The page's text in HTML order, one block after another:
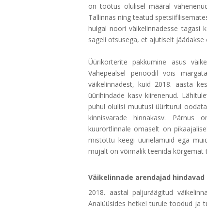
on töötus olulisel määral
Tallinnas ning teatud
hulgal noori väikelinnadesse tagasi
sageli otsusega, et ajutiselt jäädakse
Üürikorterite pakkumine asus
Vahepealsel perioodil võis
väikelinnadest, kuid 2018. aasta
üürihindade kasv kiirenenud.
puhul olulisi muutusi üüriturul
kinnisvarade hinnakasv. Pärnus
kuurortlinnale omaselt on
mistõttu keegi üürielamuid ega
mujalt on võimalik teenida kõrgemat
Väikelinnade arendajad
2018. aastal paljuräägitud
Analüüsides hetkel turule toodud ja